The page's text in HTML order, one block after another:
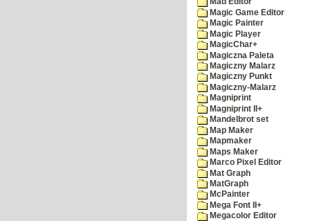
Magic Game Editor
Magic Painter
Magic Player
MagicChar+
Magiczna Paleta
Magiczny Malarz
Magiczny Punkt
Magiczny-Malarz
Magniprint
Magniprint II+
Mandelbrot set
Map Maker
Mapmaker
Maps Maker
Marco Pixel Editor
Mat Graph
MatGraph
McPainter
Mega Font II+
Megacolor Editor